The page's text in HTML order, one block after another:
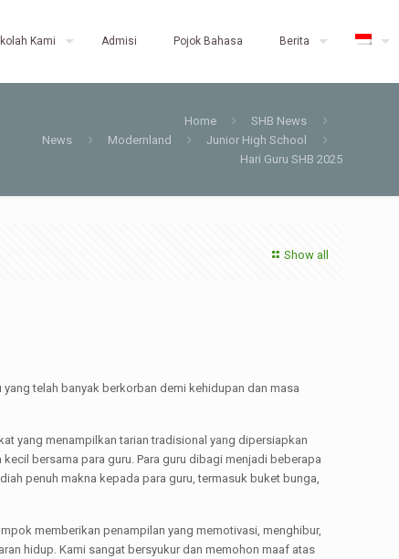
Kami Admisi Pojok Bahasa Berita
Home
SHB News
News
Modernland
Junior High School
Hari Guru SHB 2025
Show all
telah banyak berkorban demi kehidupan dan masa
yang menampilkan tarian tradisional yang dipersiapkan
bersama para guru. Para guru dibagi menjadi beberapa
penuh makna kepada para guru, termasuk buket bunga,
memberikan penampilan yang memotivasi, menghibur,
hidup. Kami sangat bersyukur dan memohon maaf atas